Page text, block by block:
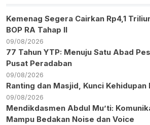
Kemenag Segera Cairkan Rp4,1
BOP RA Tahap II
09/08/2026
77 Tahun YTP: Menuju Satu Abad
Pusat Peradaban
09/08/2026
Ranting dan Masjid, Kunci Kehidupan
09/08/2026
Mendikdasmen Abdul Mu’ti:
Mampu Bedakan Noise dan Voice